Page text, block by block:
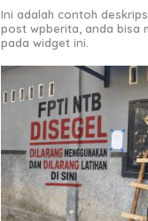
Ini adalah contoh
post wpberita, anda bisa
pada widget ini.